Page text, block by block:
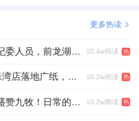
更多热读
中旅投资招聘纪委人员，前龙湖副总裁胡若翔掌舵 10.4w阅读 热
“一口时物”海珠湾店落地广纸，越秀地产以“新鲜现制”商业新场景打造社区高品质生活 10.2w阅读 热
吴声香港演讲盛赞九牧！日常的小锚点变成科技突破点！ 10.2w阅读 热